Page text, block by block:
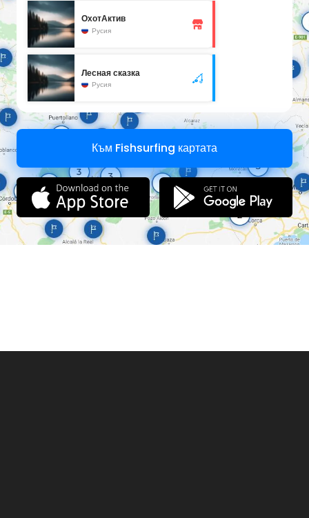
ОхотАктив
Русия
Лесная сказка
Русия
Към Fishsurfing картата